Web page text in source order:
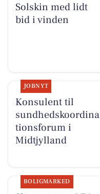
Solskin med lidt
bid i vinden
JOBNYT
Konsulent til
sundhedskoordina
tionsforum i
Midtjylland
BOLIGMARKED